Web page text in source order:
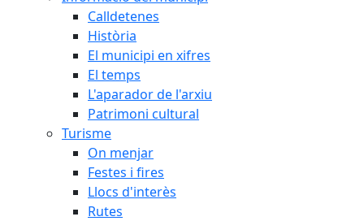
Calldetenes
Història
El municipi en xifres
El temps
L'aparador de l'arxiu
Patrimoni cultural
Turisme
On menjar
Festes i fires
Llocs d'interès
Rutes